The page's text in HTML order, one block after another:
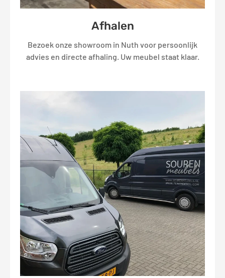
Afhalen
Bezoek onze showroom in Nuth voor persoonlijk
advies en directe afhaling. Uw meubel staat klaar.